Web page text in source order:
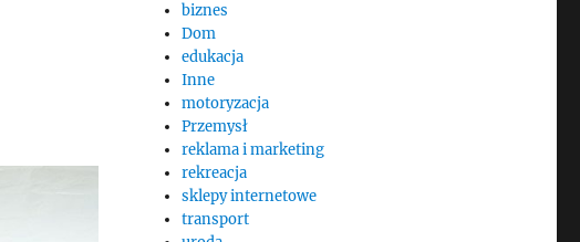
biznes
Dom
edukacja
Inne
motoryzacja
Przemysł
reklama i marketing
rekreacja
sklepy internetowe
transport